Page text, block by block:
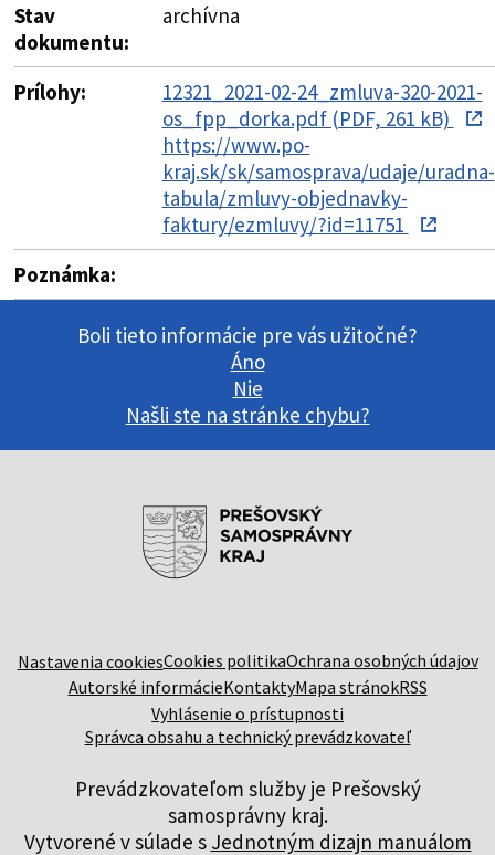
Stav
dokumentu:
archívna
Prílohy:
12321_2021-02-24_zmluva-320-2021-
os_fpp_dorka.pdf (PDF, 261 kB)
https://www.po-
kraj.sk/sk/samosprava/udaje/uradna-
tabula/zmluvy-objednavky-
faktury/ezmluvy/?id=11751
Poznámka:
Boli tieto informácie pre vás užitočné?
Áno
Nie
Našli ste na stránke chybu?
Nastavenia cookiesCookies politikaOchrana osobných údajov
Autorské informácieKontaktyMapa stránokRSS
Vyhlásenie o prístupnosti
Správca obsahu a technický prevádzkovateľ
Prevádzkovateľom služby je Prešovský
samosprávny kraj.
Vytvorené v súlade s Jednotným dizajn manuálom